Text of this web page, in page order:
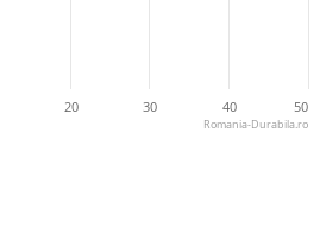
20 30 40 50
Romania-Durabila.ro